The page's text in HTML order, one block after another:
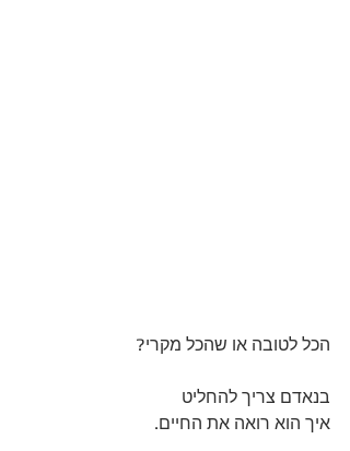
הכל לטובה או שהכל מקרי?
בנאדם צריך להחליט
איך הוא רואה את החיים.